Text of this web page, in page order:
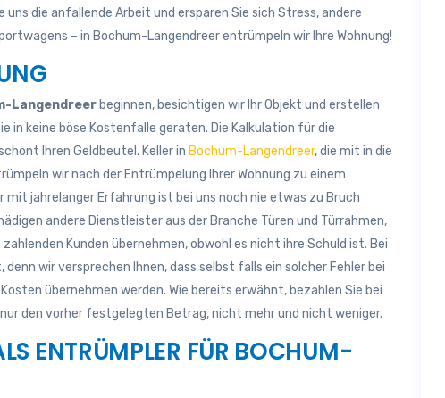
uns die anfallende Arbeit und ersparen Sie sich Stress, andere
– in Bochum-Langendreer entrümpeln wir Ihre Wohnung!
Langendreer beginnen, besichtigen wir Ihr Objekt und erstellen
in keine böse Kostenfalle geraten. Die Kalkulation für die
Ihren Geldbeutel. Keller in Bochum-Langendreer, die mit in die
wir nach der Entrümpelung Ihrer Wohnung zu einem
jahrelanger Erfahrung ist bei uns noch nie etwas zu Bruch
andere Dienstleister aus der Branche Türen und Türrahmen,
Kunden übernehmen, obwohl es nicht ihre Schuld ist. Bei
wir versprechen Ihnen, dass selbst falls ein solcher Fehler bei
übernehmen werden. Wie bereits erwähnt, bezahlen Sie bei
den vorher festgelegten Betrag, nicht mehr und nicht weniger.
ENTRÜMPLER FÜR BOCHUM-